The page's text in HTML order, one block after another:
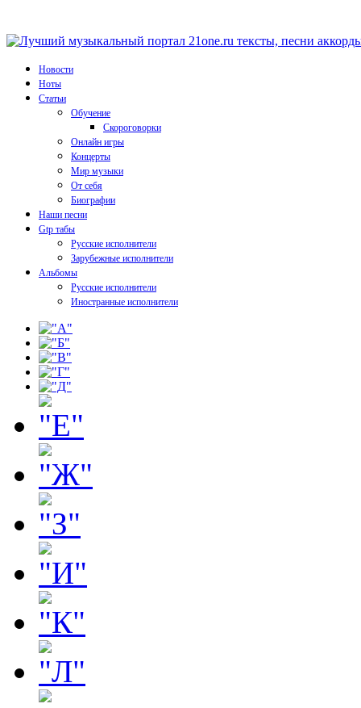
Новости
Ноты
Статьи
Обучение
Скороговорки
Онлайн игры
Концерты
Мир музыки
От себя
Биографии
Наши песни
Gtp табы
Русские исполнители
Зарубежные исполнители
Альбомы
Русские исполнители
Иностранные исполнители